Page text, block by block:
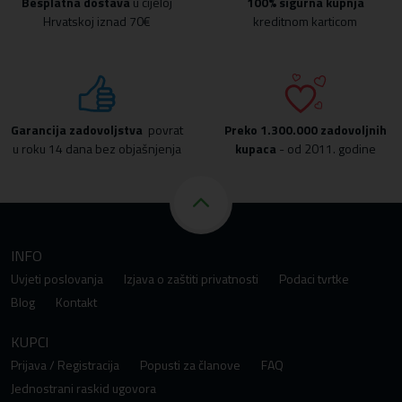
Hrvatskoj iznad 70€
kreditnom karticom
Garancija zadovoljstva povrat
u roku 14 dana bez objašnjenja
Preko 1.300.000 zadovoljnih
kupaca - od 2011. godine
INFO
Uvjeti poslovanja Izjava o zaštiti privatnosti
Podaci tvrtke
Blog
Kontakt
KUPCI
Prijava / Registracija Popusti za članove
FAQ
Jednostrani raskid ugovora